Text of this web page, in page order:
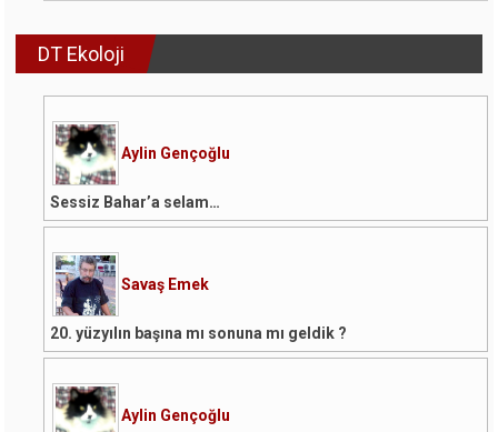
DT Ekoloji
Aylin Gençoğlu
Sessiz Bahar’a selam…
Savaş Emek
20. yüzyılın başına mı sonuna mı geldik ?
Aylin Gençoğlu